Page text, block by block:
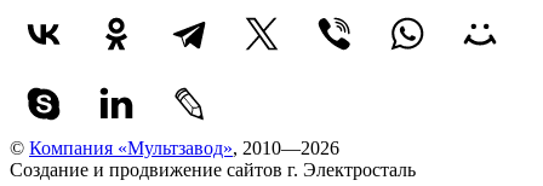
© Компания «Мультзавод», 2010—2026
Создание и продвижение сайтов г. Электросталь